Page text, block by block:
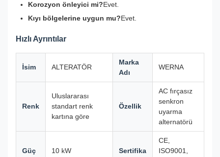
Korozyon önleyici mi?Evet.
Kıyı bölgelerine uygun mu?Evet.
Hızlı Ayrıntılar
İsim ALTERATÖR
Marka
Adı
WERNA
Renk
Uluslararası
standart renk
kartına göre
Özellik
AC fırçasız
senkron
uyarma
alternatörü
Güç 10 kW Sertifika
CE,
ISO9001,